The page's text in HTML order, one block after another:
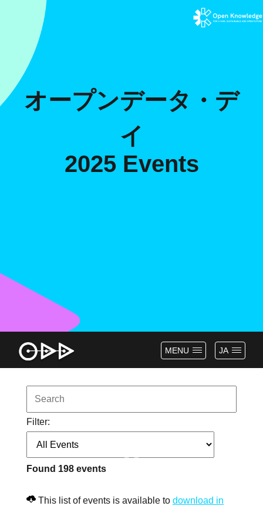
オープンデータ・デ
イ
2025 Events
JA
MENU
Filter:
Found 198events
This list of events is available to download in